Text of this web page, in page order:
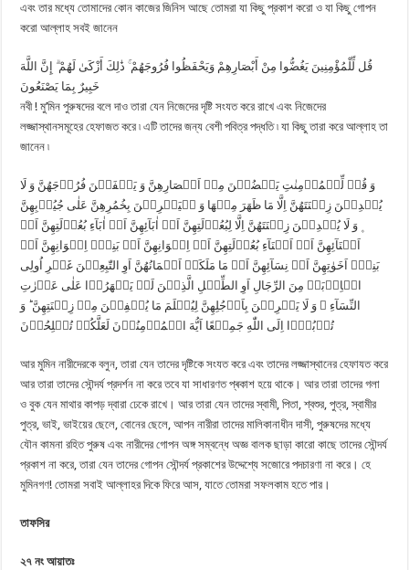
এবং তার মধ্যে তোমাদের কোন কাজের জিনিস আছে তোমরা যা কিছু প্রকাশ করো ও যা কিছু গোপন
করো আল্লাহ সবই জানেন
قُل لِّلْمُؤْمِنِينَ يَغُضُّوا مِنْ أَبْصَارِهِمْ وَيَحْفَظُوا فُرُوجَهُمْ ۚ ذَٰلِكَ أَزْكَىٰ لَهُمْ ۗ إِنَّ اللَّهَ
خَبِيرٌ بِمَا يَصْنَعُونَ
নবী ! মু’মিন পুরুষদের বলে দাও তারা যেন নিজেদের দৃষ্টি সংযত করে রাখে এবং নিজেদের
লজ্জাস্থানসমূহের হেফাজত করে ৷ এটি তাদের জন্য বেশী পবিত্র পদ্ধতি ৷ যা কিছু তারা করে আল্লাহ তা
জানেন ৷
وَ قُلۡ لِّلۡمُؤۡمِنٰتِ یَغۡضُضۡنَ مِنۡ اَبۡصَارِهِنَّ وَ یَحۡفَظۡنَ فُرُوۡجَهُنَّ وَ لَا
یُبۡدِیۡنَ زِیۡنَتَهُنَّ اِلَّا مَا ظَهَرَ مِنۡهَا وَ لۡیَضۡرِبۡنَ بِخُمُرِهِنَّ عَلٰی جُیُوۡبِهِنَّ
۪ وَ لَا یُبۡدِیۡنَ زِیۡنَتَهُنَّ اِلَّا لِبُعُوۡلَتِهِنَّ اَوۡ اٰبَآئِهِنَّ اَوۡ اٰبَآءِ بُعُوۡلَتِهِنَّ اَوۡ
اَبۡنَآئِهِنَّ اَوۡ اَبۡنَآءِ بُعُوۡلَتِهِنَّ اَوۡ اِخۡوَانِهِنَّ اَوۡ بَنِیۡۤ اِخۡوَانِهِنَّ اَوۡ
بَنِیۡۤ اَخَوٰتِهِنَّ اَوۡ نِسَآئِهِنَّ اَوۡ مَا مَلَكَتۡ اَیۡمَانُهُنَّ اَوِ التّٰبِعِیۡنَ غَیۡرِ اُولِی
الۡاِرۡبَۃِ مِنَ الرِّجَالِ اَوِ الطِّفۡلِ الَّذِیۡنَ لَمۡ یَظۡهَرُوۡا عَلٰی عَوۡرٰتِ
النِّسَآءِ ۪ وَ لَا یَضۡرِبۡنَ بِاَرۡجُلِهِنَّ لِیُعۡلَمَ مَا یُخۡفِیۡنَ مِنۡ زِیۡنَتِهِنَّ ؕ وَ
تُوۡبُوۡۤا اِلَی اللّٰهِ جَمِیۡعًا اَیُّهَ الۡمُؤۡمِنُوۡنَ لَعَلَّكُمۡ تُفۡلِحُوۡنَ
আর মুমিন নারীদেরকে বলুন, তারা যেন তাদের দৃষ্টিকে সংযত করে এবং তাদের লজ্জাস্থানের হেফাযত করে
আর তারা তাদের সৌন্দর্য প্রদর্শন না করে তবে যা সাধারণত প্ৰকাশ হয়ে থাকে। আর তারা তাদের গলা
ও বুক যেন মাথার কাপড় দ্বারা ঢেকে রাখে। আর তারা যেন তাদের স্বামী, পিতা, শ্বশুর, পুত্র, স্বামীর
পুত্র, ভাই, ভাইয়ের ছেলে, বোনের ছেলে, আপন নারীরা তাদের মালিকানাধীন দাসী, পুরুষদের মধ্যে
যৌন কামনা রহিত পুরুষ এবং নারীদের গোপন অঙ্গ সম্বন্ধে অজ্ঞ বালক ছাড়া কারো কাছে তাদের সৌন্দর্য
প্রকাশ না করে, তারা যেন তাদের গোপন সৌন্দর্য প্রকাশের উদ্দেশ্যে সজোরে পদচারণা না করে। হে
মুমিনগণ! তোমরা সবাই আল্লাহর দিকে ফিরে আস, যাতে তোমরা সফলকাম হতে পার।
তাফসির
২৭ নং আয়াতঃ